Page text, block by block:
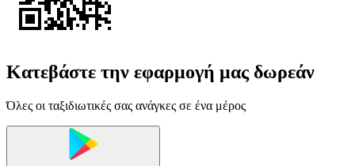
Κατεβάστε την εφαρμογή μας δωρεάν
Όλες οι ταξιδιωτικές σας ανάγκες σε ένα μέρος